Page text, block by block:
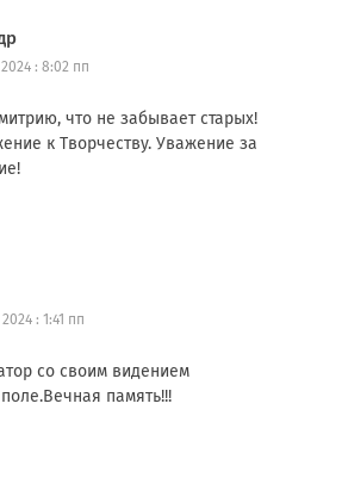
: 8:02 пп
что не забывает старых!
к Творчеству. Уважение за
: 1:41 пп
со своим видением
память!!!